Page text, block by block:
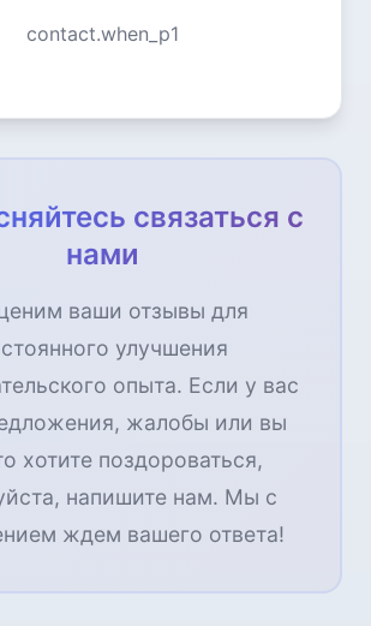
contact.when_p1
связаться с
нами
ваши отзывы для
улучшения
опыта. Если у вас
жалобы или вы
хотите поздороваться,
напишите нам. Мы с
ждем вашего ответа!